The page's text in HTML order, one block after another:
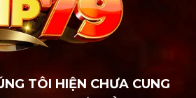
TÔI HIỆN CHƯA CUNG